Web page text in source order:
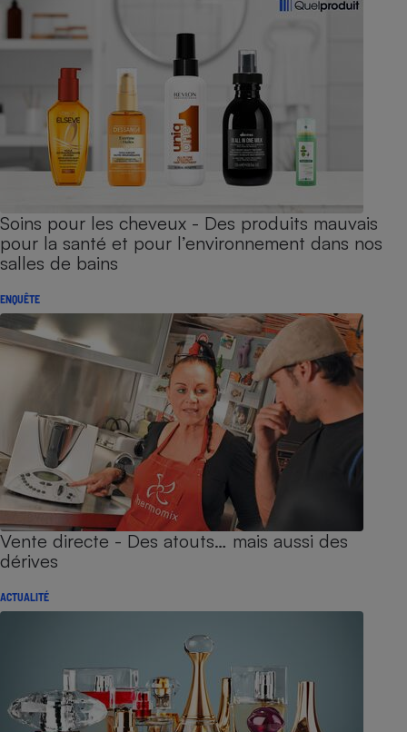
Soins pour les cheveux - Des produits mauvais
pour la santé et pour l’environnement dans nos
salles de bains
ENQUÊTE
Vente directe - Des atouts… mais aussi des
dérives
ACTUALITÉ